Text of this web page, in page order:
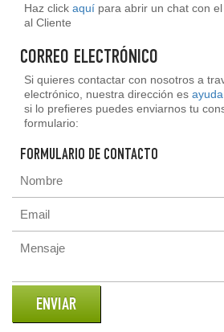
Haz click aquí para abrir un chat con
al Cliente
CORREO ELECTRÓNICO
Si quieres contactar con nosotros a
electrónico, nuestra dirección es
si lo prefieres puedes enviarnos tu
formulario:
FORMULARIO DE CONTACTO